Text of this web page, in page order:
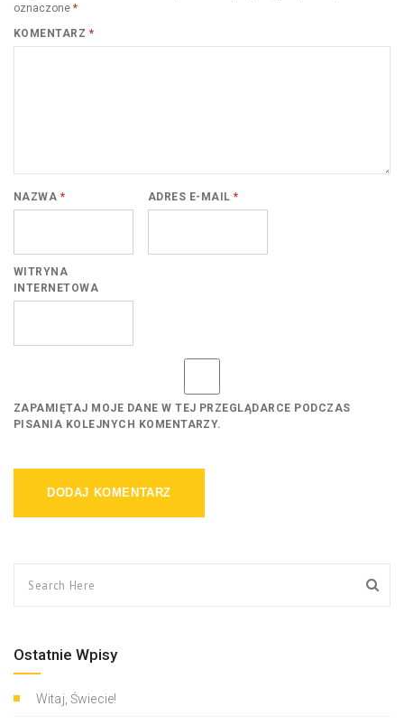
oznaczone *
KOMENTARZ *
NAZWA * ADRES E-MAIL*
WITRYNA
INTERNETOWA
ZAPAMIĘTAJ MOJE DANE W TEJ PRZEGLĄDARCE PODCZAS
PISANIA KOLEJNYCH KOMENTARZY.
Ostatnie Wpisy
Witaj, Świecie!